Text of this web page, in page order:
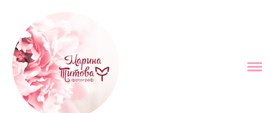
ОБО МНЕ
ПОРТФОЛИО
ПРАЙС